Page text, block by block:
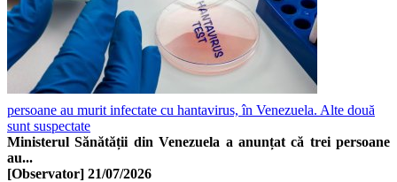
persoane au murit infectate cu hantavirus, în Venezuela. Alte două
sunt suspectate
Ministerul Sănătății din Venezuela a anunțat că trei persoane
au...
[Observator] 21/07/2026